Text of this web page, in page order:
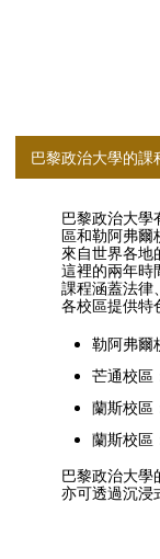
巴黎政治大學的課
巴黎政治大學
區和勒阿弗爾
來自世界各地
這裡的兩年時
課程涵蓋法律
各校區提供特
勒阿弗爾
芒通校區
蘭斯校區
蘭斯校區
巴黎政治大學
亦可透過沉浸